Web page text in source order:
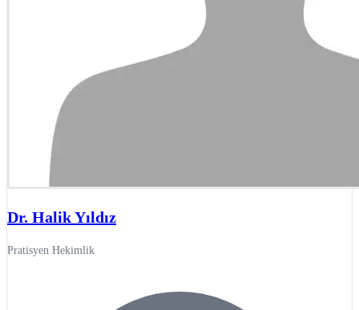
Dr. Halik Yıldız
Pratisyen Hekimlik